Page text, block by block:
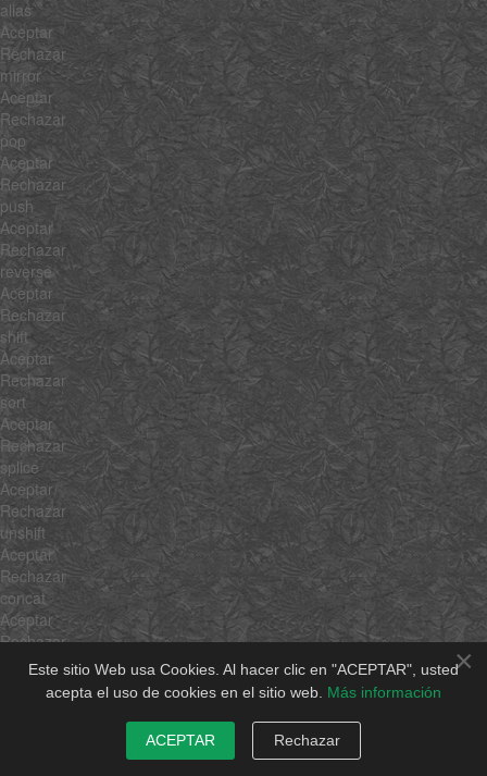
×
Este sitio Web usa Cookies. Al hacer clic en "ACEPTAR", usted
acepta el uso de cookies en el sitio web. Más información
ACEPTAR Rechazar
alias
Aceptar
Rechazar
mirror
Aceptar
Rechazar
pop
Aceptar
Rechazar
push
Aceptar
Rechazar
reverse
Aceptar
Rechazar
shift
Aceptar
Rechazar
sort
Aceptar
Rechazar
splice
Aceptar
Rechazar
unshift
Aceptar
Rechazar
concat
Aceptar
Rechazar